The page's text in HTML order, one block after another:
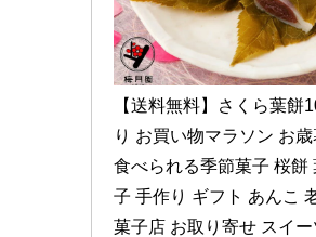
【送料無料】さくら葉餅
り お買い物マラソン お歳
食べられる季節菓子 桜餅
子 手作り ギフト あんこ
菓子店 お取り寄せ スイー